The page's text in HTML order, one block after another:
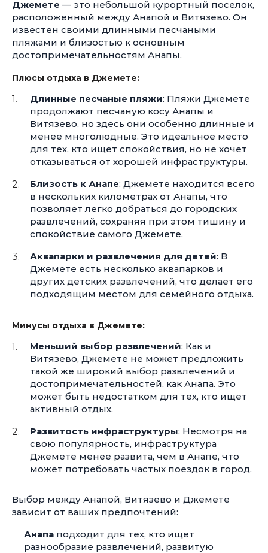
Джемете — это небольшой курортный поселок,
расположенный между Анапой и Витязево. Он
известен своими длинными песчаными
пляжами и близостью к основным
достопримечательностям Анапы.
Плюсы отдыха в Джемете:
Длинные песчаные пляжи: Пляжи Джемете
продолжают песчаную косу Анапы и
Витязево, но здесь они особенно длинные и
менее многолюдные. Это идеальное место
для тех, кто ищет спокойствия, но не хочет
отказываться от хорошей инфраструктуры.
Близость к Анапе: Джемете находится всего
в нескольких километрах от Анапы, что
позволяет легко добраться до городских
развлечений, сохраняя при этом тишину и
спокойствие самого Джемете.
Аквапарки и развлечения для детей: В
Джемете есть несколько аквапарков и
других детских развлечений, что делает его
подходящим местом для семейного отдыха.
Минусы отдыха в Джемете:
Меньший выбор развлечений: Как и
Витязево, Джемете не может предложить
такой же широкий выбор развлечений и
достопримечательностей, как Анапа. Это
может быть недостатком для тех, кто ищет
активный отдых.
Развитость инфраструктуры: Несмотря на
свою популярность, инфраструктура
Джемете менее развита, чем в Анапе, что
может потребовать частых поездок в город.
Выбор между Анапой, Витязево и Джемете
зависит от ваших предпочтений:
Анапа подходит для тех, кто ищет
разнообразие развлечений, развитую